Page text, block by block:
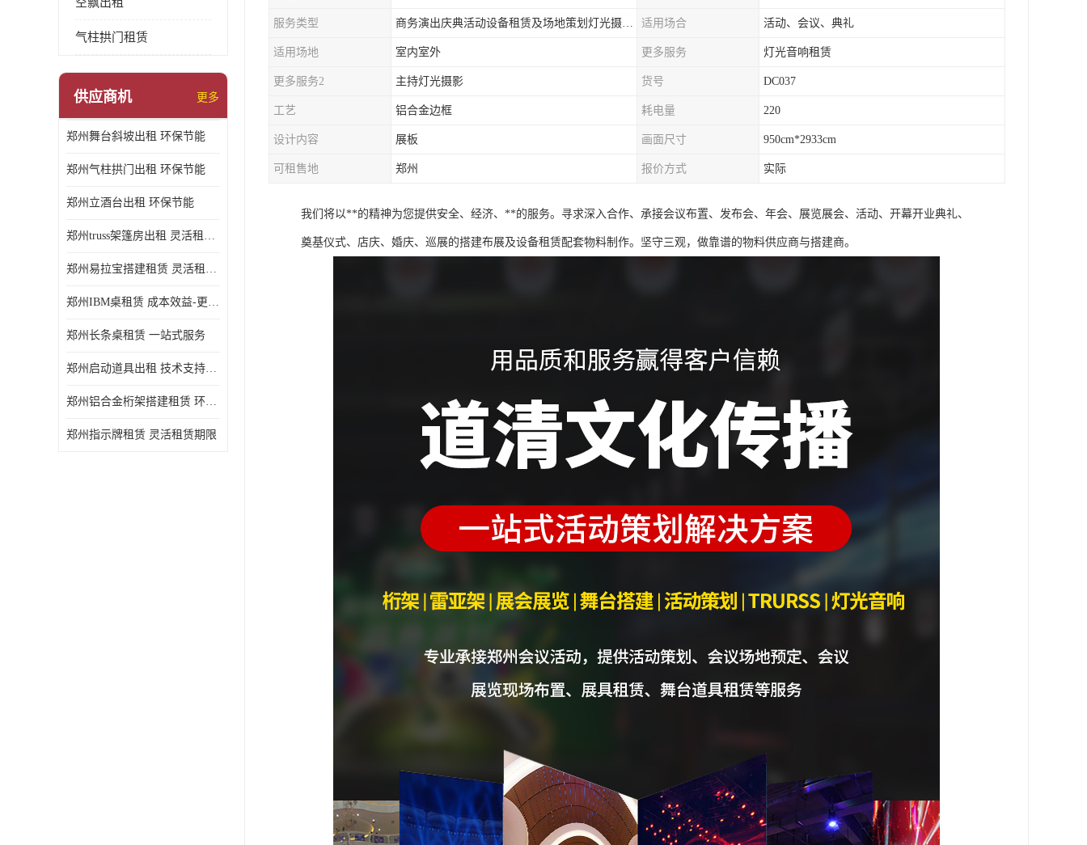
气柱拱门租赁
供应商机 更多
郑州舞台斜坡出租 环保节能
郑州气柱拱门出租 环保节能
郑州立酒台出租 环保节能
郑州truss架篷房出租 灵活租赁期限
郑州易拉宝搭建租赁 灵活租赁期限
郑州IBM桌租赁 成本效益-更具经济性和实用性
郑州长条桌租赁 一站式服务
郑州启动道具出租 技术支持与现场服务
郑州铝合金桁架搭建租赁 环保节能
郑州指示牌租赁 灵活租赁期限
服务类型 商务演出庆典活动设备租赁及场地策划灯光摄影一站式服务 适用场合 活动、会议、典礼
适用场地 室内室外 更多服务 灯光音响租赁
更多服务2 主持灯光摄影 货号 DC037
工艺 铝合金边框 耗电量 220
设计内容 展板 画面尺寸 950cm*2933cm
可租售地 郑州 报价方式 实际
我们将以**的精神为您提供安全、经济、**的服务。寻求深入合作、承接会议布置、发布会、年会、展览展会、活动、开幕开业典礼、
奠基仪式、店庆、婚庆、巡展的搭建布展及设备租赁配套物料制作。坚守三观，做靠谱的物料供应商与搭建商。